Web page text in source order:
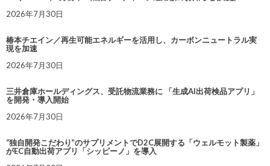
2026年7月30日
椿本チエイン／再生可能エネルギーを活用し、カーボンニュートラル実
現を加速
2026年7月30日
三井倉庫ホールディングス、受託物流業務に 「生成AI出荷検品アプリ」
を開発・導入開始
2026年7月30日
“独自開発こだわり”のサプリメントでD2C展開する「ウェルモット製薬」
がEC自動出荷アプリ「シッピーノ」を導入